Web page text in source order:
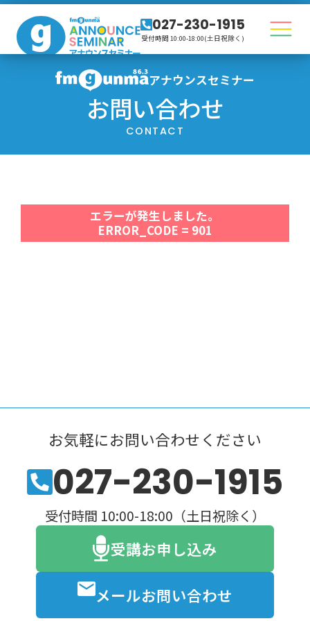
027-230-1915
受付時間 10:00-18:00(土日祝除く)
アナウンスセミナー
お問い合わせ
CONTACT
エラーが発生しました。
ERROR_CODE = 901
お気軽にお問い合わせください
027-230-1915
受付時間 10:00-18:00（土日祝除く）
受講お申し込み
メールお問い合わせ